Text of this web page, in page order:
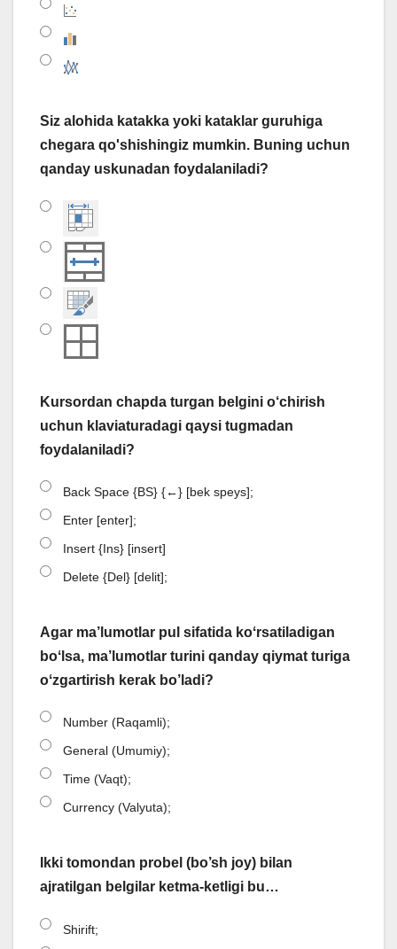
Siz alohida katakka yoki kataklar guruhiga
chegara qo'shishingiz mumkin. Buning uchun
qanday uskunadan foydalaniladi?
Kursordan chapda turgan belgini o‘chirish
uchun klaviaturadagi qaysi tugmadan
foydalaniladi?
Back Space {BS} {←} [bek speys];
Enter [enter];
Insert {Ins} [insert]
Delete {Del} [delit];
Agar ma’lumotlar pul sifatida koʻrsatiladigan
boʻlsa, ma’lumotlar turini qanday qiymat turiga
oʻzgartirish kerak bo’ladi?
Number (Raqamli);
General (Umumiy);
Time (Vaqt);
Currency (Valyuta);
Ikki tomondan probel (bo’sh joy) bilan
ajratilgan belgilar ketma-ketligi bu…
Shirift;